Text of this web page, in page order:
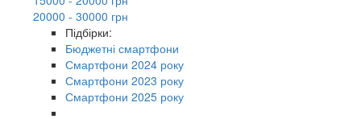
20000 - 30000 грн
Підбірки:
Бюджетні смартфони
Смартфони 2024 року
Смартфони 2023 року
Смартфони 2025 року